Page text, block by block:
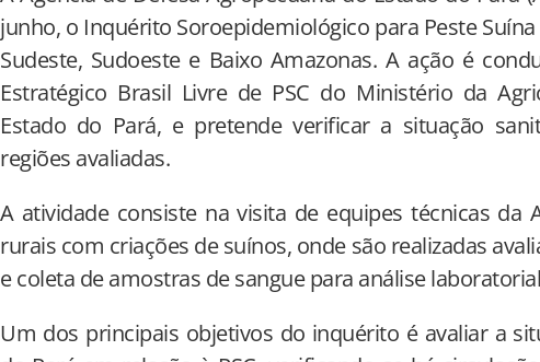
junho, o Inquérito Soroepidemiológico para Peste Suína
Sudeste, Sudoeste e Baixo Amazonas. A ação é
Estratégico Brasil Livre de PSC do Ministério da
Estado do Pará, e pretende verificar a situação
regiões avaliadas.
A atividade consiste na visita de equipes técnicas da
rurais com criações de suínos, onde são realizadas
e coleta de amostras de sangue para análise
Um dos principais objetivos do inquérito é avaliar a